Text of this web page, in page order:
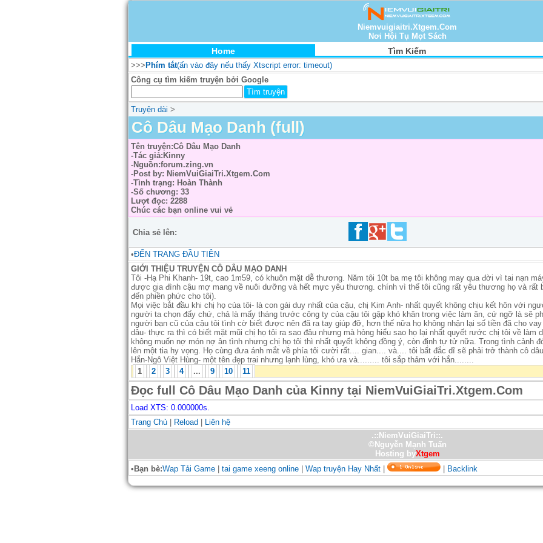
Niemvuigiaitri.Xtgem.Com
Nơi Hội Tụ Mọt Sách
Home Tìm Kiếm
>>>Phím tắt(ấn vào đây nếu thấy Xtscript error: timeout)
Công cụ tìm kiếm truyện bởi Google
Truyện dài >
Cô Dâu Mạo Danh (full)
Tên truyện:Cô Dâu Mạo Danh
-Tác giả:Kinny
-Nguồn:forum.zing.vn
-Post by: NiemVuiGiaiTri.Xtgem.Com
-Tình trạng: Hoàn Thành
-Số chương: 33
Lượt đọc: 2288
Chúc các bạn online vui vẻ
Chia sẻ lên:
•ĐẾN TRANG ĐẦU TIÊN
GIỚI THIỆU TRUYỆN CÔ DÂU MẠO DANH
Tôi -Hạ Phi Khanh- 19t, cao 1m59, có khuôn mặt dễ thương. Năm tôi 10t ba mẹ tôi không may qua đời vì tai nạn
được gia đình cậu mợ mang về nuôi dưỡng và hết mực yêu thương. chính vì thế tôi cũng rất yêu thương họ và rất
đến phiền phức cho tôi).
Mọi việc bắt đầu khi chị họ của tôi- là con gái duy nhất của cậu, chị Kim Anh- nhất quyết không chịu kết hôn với
người ta chọn đấy chứ, chả là mấy tháng trước công ty của cậu tôi gặp khó khăn trong việc làm ăn, cứ ngỡ là sẽ
người bạn cũ của cậu tôi tình cờ biết được nên đã ra tay giúp đỡ, hơn thế nữa họ không nhận lại số tiền đã cho
dâu- thực ra thì có biết mặt mũi chị họ tôi ra sao đâu nhưng mà hỏng hiểu sao họ lại nhất quyết rước chị tôi về làm
không muốn nợ món nợ ân tình nhưng chị họ tôi thì nhất quyết không đồng ý, còn định tự tử nữa. Trong tình cảnh
lên một tia hy vọng. Họ cùng đưa ánh mắt về phía tôi cười rất.... gian.... và.... tôi bất đắc dĩ sẽ phải trở thành cô dâu
Hắn-Ngô Việt Hùng- một tên đẹp trai nhưng lạnh lùng, khó ưa và......... tôi sắp thảm với hắn........
1
2 3 4 ... 9 10 11
Đọc full Cô Dâu Mạo Danh của Kinny tại NiemVuiGiaiTri.Xtgem.Com
Load XTS: 0.000000s.
Trang Chủ | Reload | Liên hệ
.::NiemVuiGiaiTri::.
©Nguyễn Mạnh Tuấn
Hosting byXtgem
•Bạn bè:Wap Tải Game | tai game xeeng online | Wap truyện Hay Nhất | | Backlink